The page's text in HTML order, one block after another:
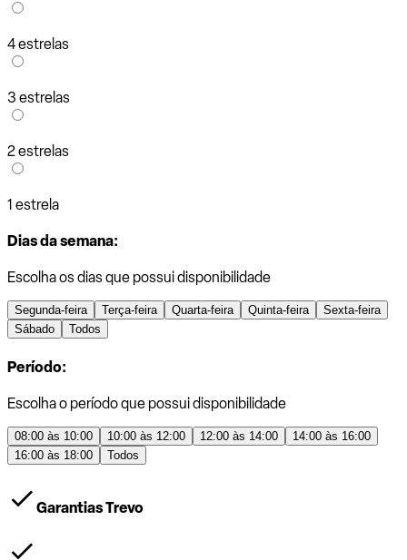
4 estrelas
3 estrelas
2 estrelas
1 estrela
Dias da semana:
Escolha os dias que possui disponibilidade
Segunda-feira Terça-feira Quarta-feira Quinta-feira
Sexta-feira
Sábado
Todos
Período:
Escolha o período que possui disponibilidade
08:00 às 10:00 10:00 às 12:00 12:00 às 14:00
14:00 às 16:00
16:00 às 18:00
Todos
Garantias Trevo